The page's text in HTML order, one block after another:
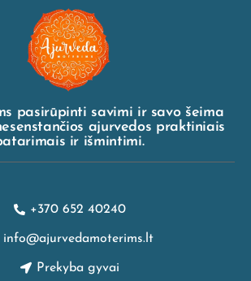
pasirūpinti savimi ir savo šeima
ajurvedos praktiniais
ir išmintimi.
+370 652 40240
info@ajurvedamoterims.lt
Prekyba gyvai